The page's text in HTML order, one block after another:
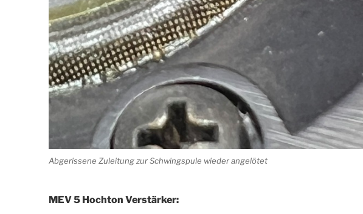
Abgerissene Zuleitung zur Schwingspule wieder angelötet
MEV 5 Hochton Verstärker: